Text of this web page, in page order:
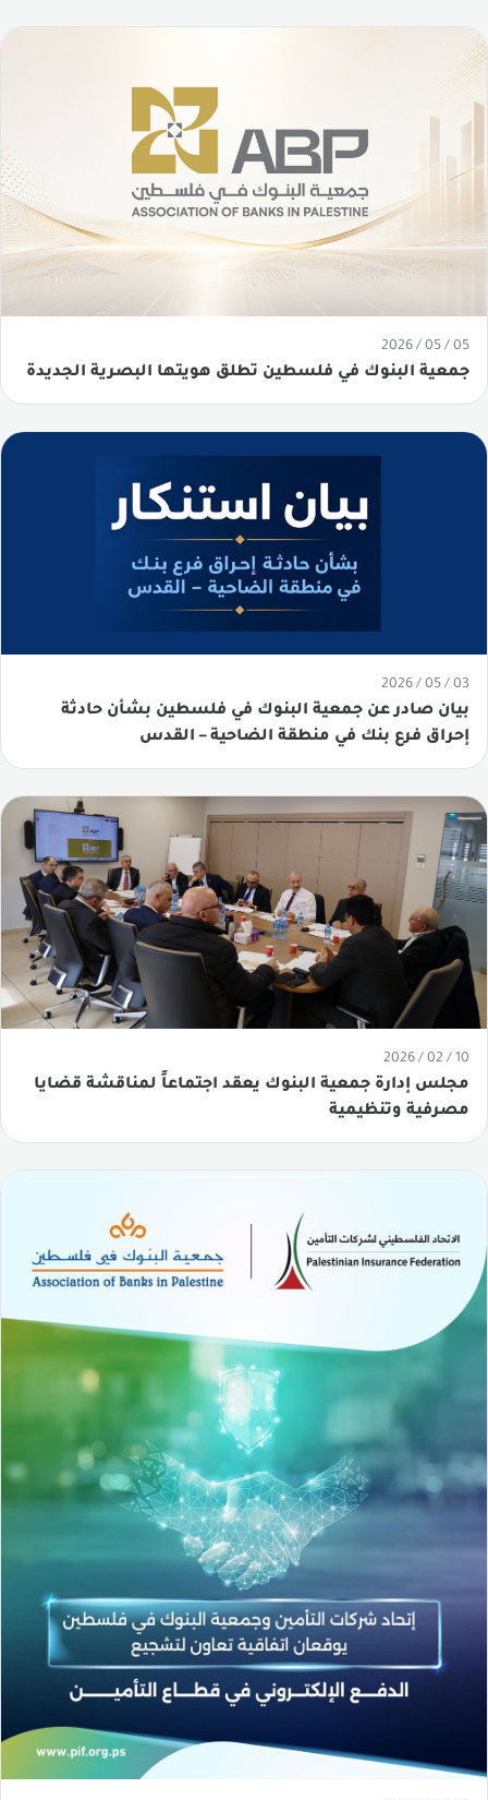
05 / 05 / 2026
جمعية البنوك في فلسطين تطلق هويتها البصرية الجديدة
03 / 05 / 2026
بيان صادر عن جمعية البنوك في فلسطين بشأن حادثة
إحراق فرع بنك في منطقة الضاحية – القدس
10 / 02 / 2026
مجلس إدارة جمعية البنوك يعقد اجتماعاً لمناقشة قضايا
مصرفية وتنظيمية